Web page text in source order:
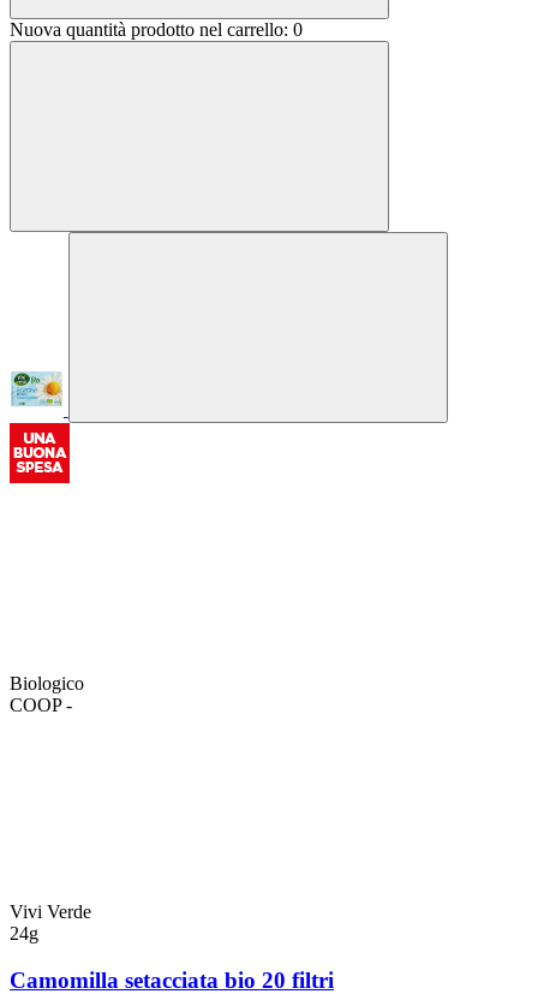
Nuova quantità prodotto nel carrello: 0
Biologico
COOP -
Vivi Verde
24g
Camomilla setacciata bio 20 filtri